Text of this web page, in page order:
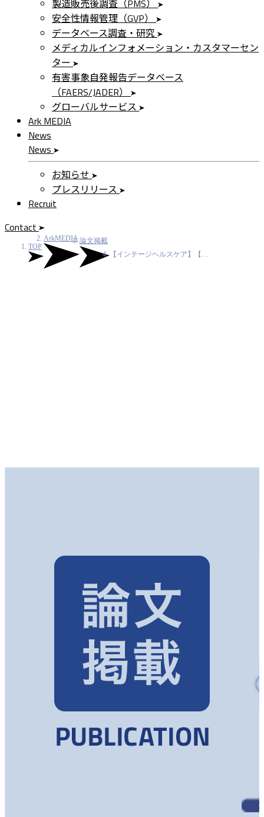
製造販売後調査（PMS）
安全性情報管理（GVP）
データベース調査・研究
メディカルインフォメーション・カスタマーセン
ター
有害事象自発報告データベース
（FAERS/JADER）
グローバルサービス
Ark MEDIA
News
News
お知らせ
プレスリリース
Recruit
Contact
TOP
ArkMEDIA 論文掲載
【インテージヘルスケア】【…